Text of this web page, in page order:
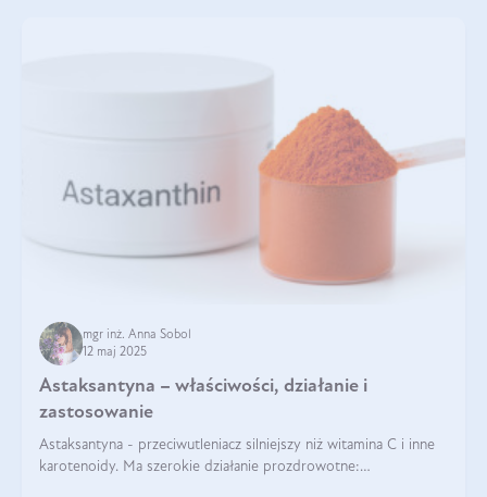
mgr inż. Anna Sobol
12 maj 2025
Astaksantyna – właściwości, działanie i
zastosowanie
Astaksantyna - przeciwutleniacz silniejszy niż witamina C i inne
karotenoidy. Ma szerokie działanie prozdrowotne: